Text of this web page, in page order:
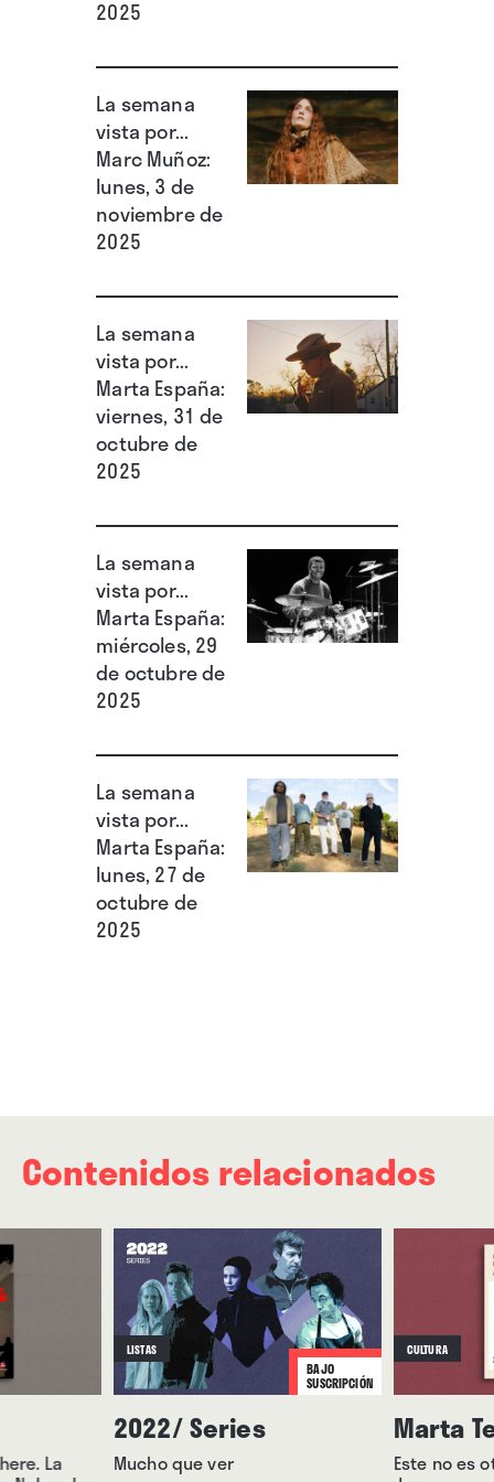
Nuevo Hollywood con películas como “Easy
Rider” (Dennis Hopper, 1969), “Mi vida es mi
vida” (Bob Rafelson, 1970) o “La última
película” (Peter Bogdanovich, 1971), que se
había puesto en contacto con Newton para un
biopic que iba a ser protagonizado por Richard
2025
La semana
vista por...
Marc Muñoz:
lunes, 3 de
noviembre de
2025
La semana
vista por...
Marta España:
viernes, 31 de
octubre de
2025
La semana
vista por...
Marta España:
miércoles, 29
de octubre de
2025
La semana
vista por...
Marta España:
lunes, 27 de
octubre de
2025
Contenidos relacionados
La
BAJO
SUSCRIPCIÓN
LISTAS
2022/ Series
Mucho que ver
CULTURA
Marta
Este no es